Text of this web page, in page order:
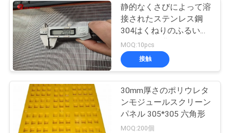
静的なくさびによって溶
接されたステンレス鋼
304はくねりのふるいス
クリーンを曲げた
MOQ:10pcs
接触
30mm厚さのポリウレタ
ンモジュールスクリーン
パネル 305*305 六角形
MOQ:200個